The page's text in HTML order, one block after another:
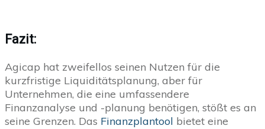
Fazit:
Agicap hat zweifellos seinen Nutzen für die
kurzfristige Liquiditätsplanung, aber für
Unternehmen, die eine umfassendere
Finanzanalyse und -planung benötigen, stößt es an
seine Grenzen. Das Finanzplantool bietet eine